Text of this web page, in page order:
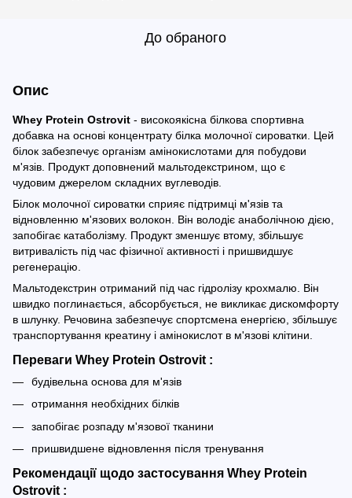
До обраного
Опис
Whey Protein Ostrovit - високоякісна білкова спортивна
добавка на основі концентрату білка молочної сироватки. Цей
білок забезпечує організм амінокислотами для побудови
м'язів. Продукт доповнений мальтодекстрином, що є
чудовим джерелом складних вуглеводів.
Білок молочної сироватки сприяє підтримці м'язів та
відновленню м'язових волокон. Він володіє анаболічною дією,
запобігає катаболізму. Продукт зменшує втому, збільшує
витривалість під час фізичної активності і пришвидшує
регенерацію.
Мальтодекстрин отриманий під час гідролізу крохмалю. Він
швидко поглинається, абсорбується, не викликає дискомфорту
в шлунку. Речовина забезпечує спортсмена енергією, збільшує
транспортування креатину і амінокислот в м'язові клітини.
Переваги Whey Protein Ostrovit :
будівельна основа для м'язів
отримання необхідних білків
запобігає розпаду м'язової тканини
пришвидшене відновлення після тренування
Рекомендації щодо застосування Whey Protein
Ostrovit :